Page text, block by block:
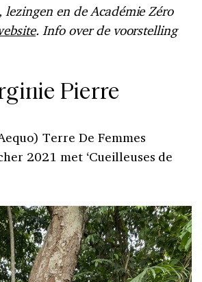
lezingen en de Académie Zéro
. Info over de voorstelling
Pierre
Terre De Femmes
2021 met ‘Cueilleuses de